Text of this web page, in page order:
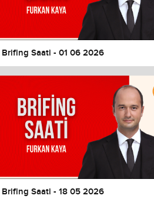
Brifing Saati - 01 06 2026
Brifing Saati - 18 05 2026